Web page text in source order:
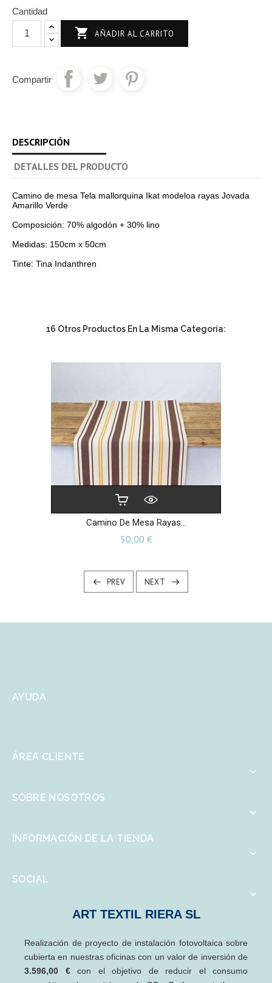
Cantidad
 AÑADIR AL CARRITO
Compartir
DESCRIPCIÓN
DETALLES DEL PRODUCTO
Camino de mesa Tela mallorquina Ikat modeloa rayas Jovada
Amarillo Verde
Composición: 70% algodón + 30% lino
Medidas: 150cm x 50cm
Tinte: Tina Indanthren
16 Otros Productos En La Misma Categoría:
Camino De Mesa Rayas...
50,00 €Precio
PREV NEXT
AYUDA
ÁREA CLIENTE

SOBRE NOSOTROS

INFORMACIÓN DE LA TIENDA

SOCIAL

ART TEXTIL RIERA SL
Realización de proyecto de instalación fotovoltaica sobre
cubierta en nuestras oficinas con un valor de inversión de
3.596,00 €con el objetivo de reducir el consumo